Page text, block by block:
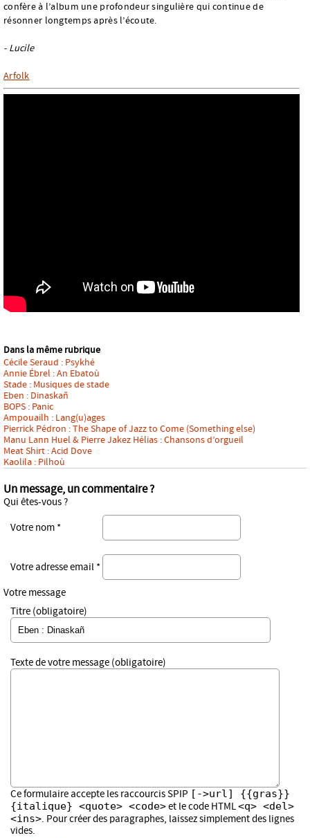
confère à l’album une profondeur singulière qui continue de
résonner longtemps après l’écoute.
- Lucile
Arfolk
Dans la même rubrique
Cécile Seraud : Psykhé
Annie Ébrel : An Ebatoù
Stade : Musiques de stade
Eben : Dinaskañ
BOPS : Panic
Ampouailh : Lang(u)ages
Pierrick Pédron : The Shape of Jazz to Come (Something else)
Manu Lann Huel & Pierre Jakez Hélias : Chansons d’orgueil
Meat Shirt : Acid Dove
Kaolila : Pilhoù
Un message, un commentaire ?
Qui êtes-vous ?
Votre nom *
Votre adresse email *
Votre message
Titre (obligatoire)
Texte de votre message (obligatoire)
Ce formulaire accepte les raccourcis SPIP [->url] {{gras}}
{italique} <quote> <code>et le code HTML<q> <del>
<ins>. Pour créer des paragraphes, laissez simplement des lignes
vides.